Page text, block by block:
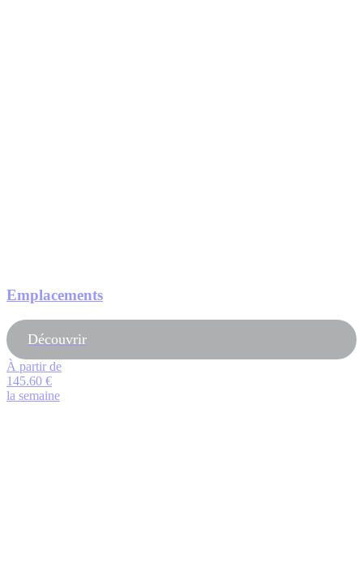
Emplacements
Découvrir
À partir de
145.60 €
la semaine